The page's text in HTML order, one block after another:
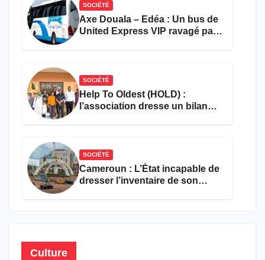
SOCIÉTÉ
Axe Douala – Edéa : Un bus de
United Express VIP ravagé par
SOCIÉTÉ
Help To Oldest (HOLD) :
l’association dresse un bilan
SOCIÉTÉ
Cameroun : L’État incapable de
dresser l’inventaire de son
Culture